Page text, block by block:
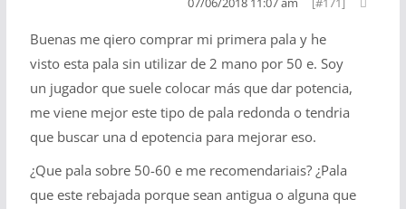
Buenas me qiero comprar mi primera pala y he
visto esta pala sin utilizar de 2 mano por 50 e. Soy
un jugador que suele colocar más que dar potencia,
me viene mejor este tipo de pala redonda o tendria
que buscar una d epotencia para mejorar eso.
¿Que pala sobre 50-60 e me recomendariais? ¿Pala
que este rebajada porque sean antigua o alguna que